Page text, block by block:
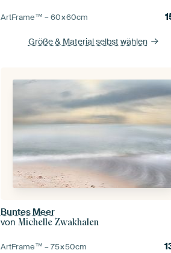
ArtFrame™ –60×60cm
Größe & Material selbst wählen
Buntes Meer
vonMichelle Zwakhalen
ArtFrame™ –75×50cm